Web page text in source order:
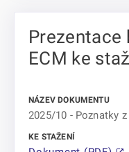
Prezentace
ECM ke
2025/10 - Poznatky